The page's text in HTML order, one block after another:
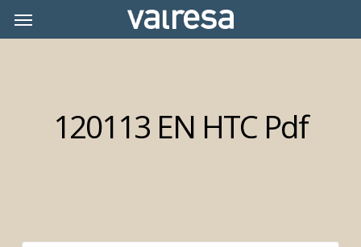
Menu
120113 EN HTC Pdf